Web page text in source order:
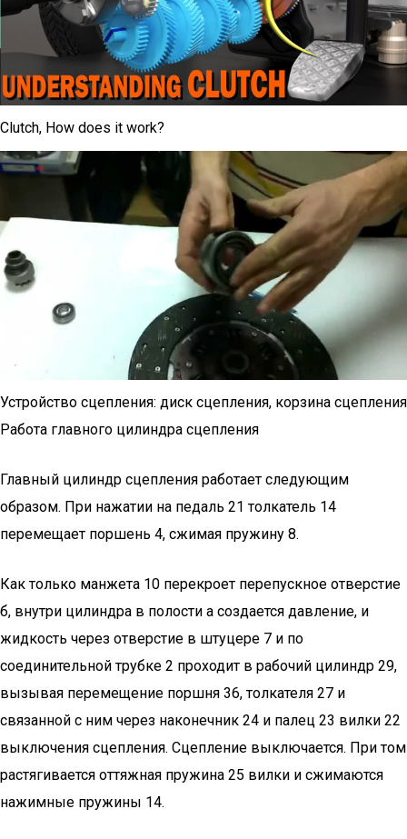
Clutch, How does it work?
Устройство сцепления: диск сцепления, корзина сцепления
Работа главного цилиндра сцепления
Главный цилиндр сцепления работает следующим
образом. При нажатии на педаль 21 толкатель 14
перемещает поршень 4, сжимая пружину 8.
Как только манжета 10 перекроет перепускное отверстие
б, внутри цилиндра в полости а создается давление, и
жидкость через отверстие в штуцере 7 и по
соединительной трубке 2 проходит в рабочий цилиндр 29,
вызывая перемещение поршня 36, толкателя 27 и
связанной с ним через наконечник 24 и палец 23 вилки 22
выключения сцепления. Сцепление выключается. При том
растягивается оттяжная пружина 25 вилки и сжимаются
нажимные пружины 14.